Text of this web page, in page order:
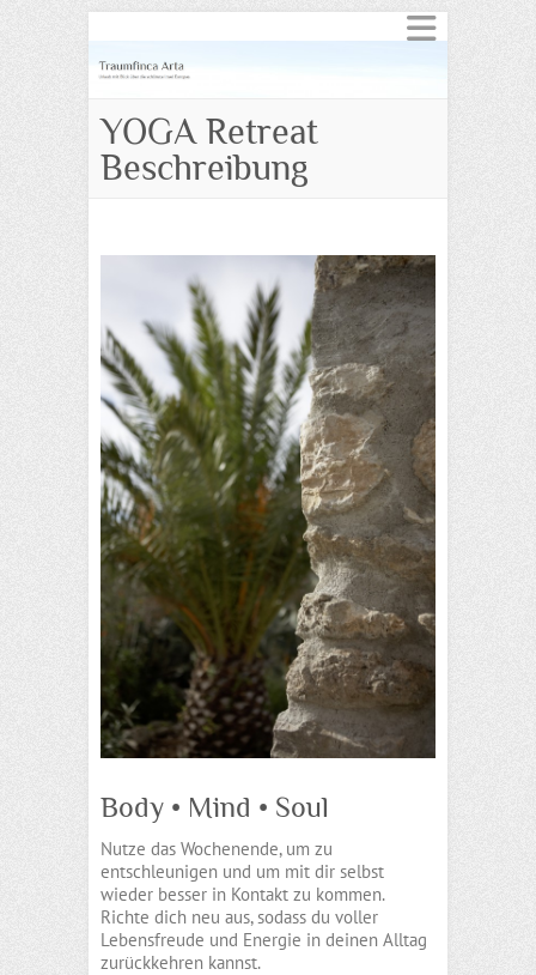
YOGA Retreat
Beschreibung
Body • Mind • Soul
Nutze das Wochenende, um zu
entschleunigen und um mit dir selbst
wieder besser in Kontakt zu kommen.
Richte dich neu aus, sodass du voller
Lebensfreude und Energie in deinen Alltag
zurückkehren kannst.